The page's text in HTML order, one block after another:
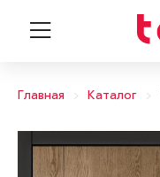
Главная Каталог